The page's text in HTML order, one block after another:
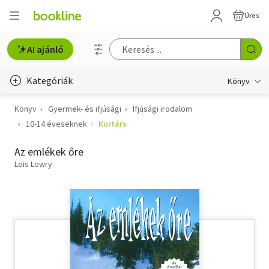
Üres
AI ajánló
Kategóriák Könyv
Életmód, egészség
Gyermek- és ifjúsági
Hobbi, szabadidő
Könyv Gyermek- és ifjúsági
Ifjúsági irodalom
10-14 éveseknek
Kortárs
Az emlékek őre
Lois Lowry